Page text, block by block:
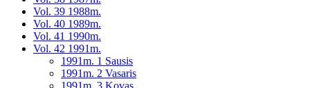
Vol. 39 1988m.
Vol. 40 1989m.
Vol. 41 1990m.
Vol. 42 1991m.
1991m. 1 Sausis
1991m. 2 Vasaris